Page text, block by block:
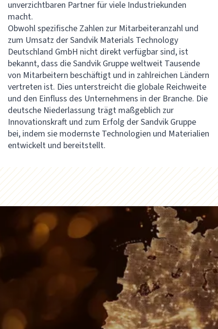
unverzichtbaren Partner für viele Industriekunden
macht.
Obwohl spezifische Zahlen zur Mitarbeiteranzahl und
zum Umsatz der Sandvik Materials Technology
Deutschland GmbH nicht direkt verfügbar sind, ist
bekannt, dass die Sandvik Gruppe weltweit Tausende
von Mitarbeitern beschäftigt und in zahlreichen Ländern
vertreten ist. Dies unterstreicht die globale Reichweite
und den Einfluss des Unternehmens in der Branche. Die
deutsche Niederlassung trägt maßgeblich zur
Innovationskraft und zum Erfolg der Sandvik Gruppe
bei, indem sie modernste Technologien und Materialien
entwickelt und bereitstellt.